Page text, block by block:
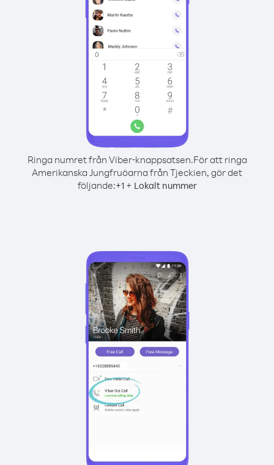
Ringa numret från Viber-knappsatsen.För att ringa
Amerikanska Jungfruöarna från Tjeckien, gör det
följande:+1+ Lokalt nummer